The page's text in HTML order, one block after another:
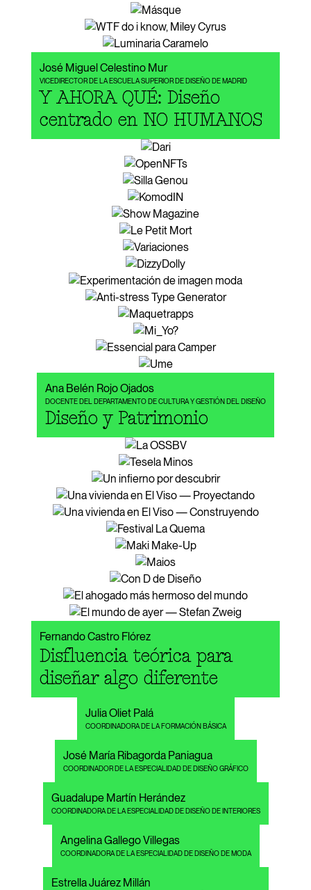
José Miguel Celestino Mur
VICEDIRECTOR DE LA ESCUELA SUPERIOR DE DISEÑO DE MADRID
Y AHORA QUÉ: Diseño
centrado en NO HUMANOS
Ana Belén Rojo Ojados
DOCENTE DEL DEPARTAMENTO DE CULTURA Y GESTIÓN DEL DISEÑO
Diseño y Patrimonio
Fernando Castro Flórez
Disfluencia teórica para
diseñar algo diferente
Julia Oliet Palá
COORDINADORA DE LA FORMACIÓN BÁSICA
José María Ribagorda Paniagua
COORDINADOR DE LA ESPECIALIDAD DE DISEÑO GRÁFICO
Guadalupe Martín Herández
COORDINADORA DE LA ESPECIALIDAD DE DISEÑO DE INTERIORES
Angelina Gallego Villegas
COORDINADORA DE LA ESPECIALIDAD DE DISEÑO DE MODA
Estrella Juárez Millán